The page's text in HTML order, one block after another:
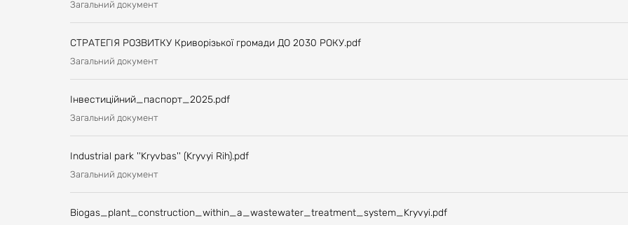
Загальний документ
СТРАТЕГІЯ РОЗВИТКУ Криворізької громади ДО 2030 РОКУ.pdf
Загальний документ
Інвестиційний_паспорт_2025.pdf
Загальний документ
Industrial park ''Kryvbas'' (Kryvyi Rih).pdf
Загальний документ
Biogas_plant_construction_within_a_wastewater_treatment_system_Kryvyi.pdf